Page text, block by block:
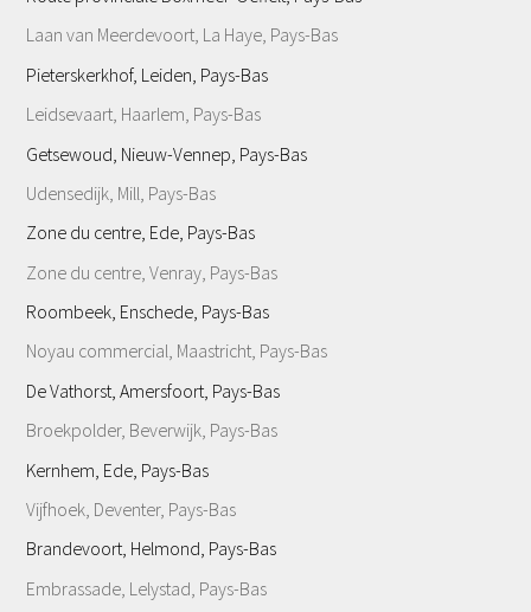
Laan van Meerdevoort, La Haye, Pays-Bas
Pieterskerkhof, Leiden, Pays-Bas
Leidsevaart, Haarlem, Pays-Bas
Getsewoud, Nieuw-Vennep, Pays-Bas
Udensedijk, Mill, Pays-Bas
Zone du centre, Ede, Pays-Bas
Zone du centre, Venray, Pays-Bas
Roombeek, Enschede, Pays-Bas
Noyau commercial, Maastricht, Pays-Bas
De Vathorst, Amersfoort, Pays-Bas
Broekpolder, Beverwijk, Pays-Bas
Kernhem, Ede, Pays-Bas
Vijfhoek, Deventer, Pays-Bas
Brandevoort, Helmond, Pays-Bas
Embrassade, Lelystad, Pays-Bas